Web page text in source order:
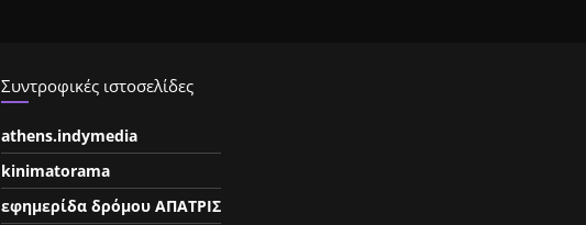
Συντροφικές ιστοσελίδες
athens.indymedia
kinimatorama
εφημερίδα δρόμου ΑΠΑΤΡΙΣ